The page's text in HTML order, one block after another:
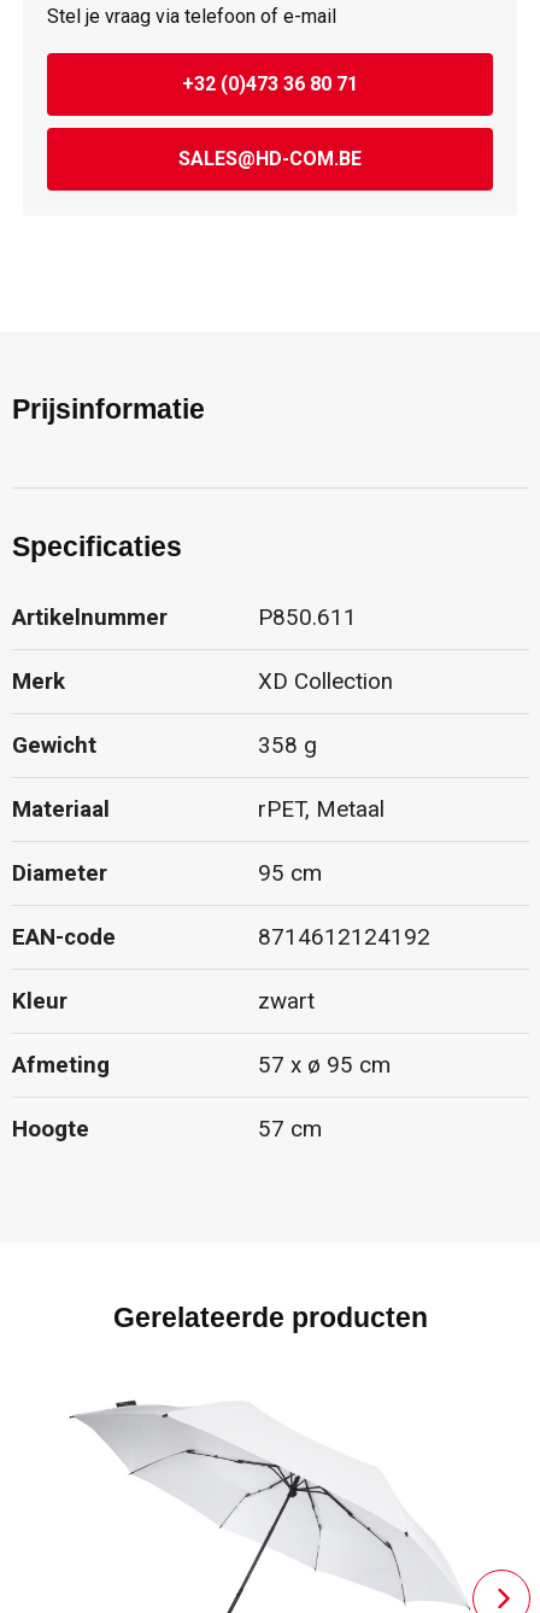
Stel je vraag via telefoon of e-mail
+32 (0)473 36 80 71
SALES@HD-COM.BE
Prijsinformatie
Specificaties
Artikelnummer P850.611
Merk XD Collection
Gewicht 358 g
Materiaal rPET, Metaal
Diameter 95 cm
EAN-code 8714612124192
Kleur zwart
Afmeting 57 x ø 95 cm
Hoogte 57 cm
Gerelateerde producten